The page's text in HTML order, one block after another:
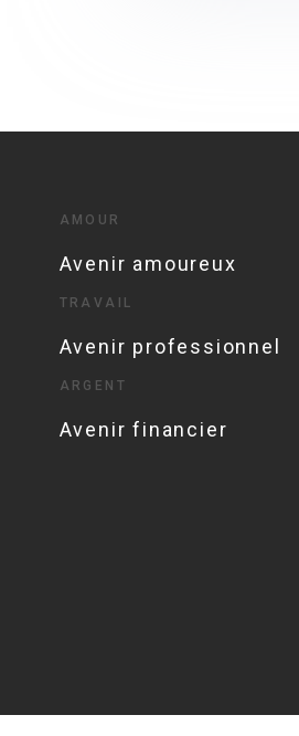
AMOUR
Avenir amoureux
TRAVAIL
Avenir professionnel
ARGENT
Avenir financier